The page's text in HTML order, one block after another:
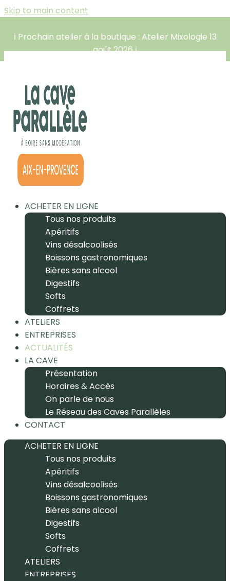
Skip to main content
ℹ️ Prochain atelier à la boutique : Atelier Mixologie 13
août 2026 ℹ️
ACHETER EN LIGNE
Tous nos produits
Apéritifs
Vins désalcoolisés
Boissons gastronomiques
Bières sans alcool
Digestifs
Softs
Coffrets
ATELIERS
ENTREPRISES
ACTUALITÉS
LA CAVE
Présentation
Horaires & Accès
On parle de nous
Le Réseau des Caves Parallèles
CONTACT
ACHETER EN LIGNE
Tous nos produits
Apéritifs
Vins désalcoolisés
Boissons gastronomiques
Bières sans alcool
Digestifs
Softs
Coffrets
ATELIERS
ENTREPRISES